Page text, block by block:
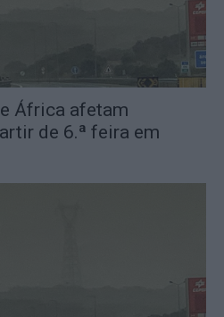
África afetam
de 6.ª feira em